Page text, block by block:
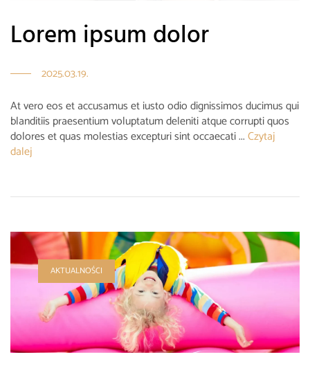
Lorem ipsum dolor
2025.03.19.
At vero eos et accusamus et iusto odio dignissimos ducimus qui
blanditiis praesentium voluptatum deleniti atque corrupti quos
dolores et quas molestias excepturi sint occaecati ...Czytaj
dalej
AKTUALNOŚCI